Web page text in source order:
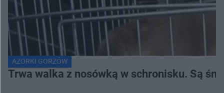
AZORKI GORZÓW
Trwa walka z nosówką w schronisku. Są